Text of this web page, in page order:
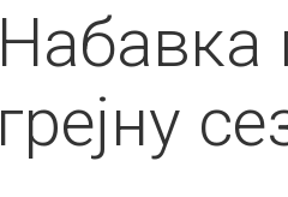
Набавка
грејну